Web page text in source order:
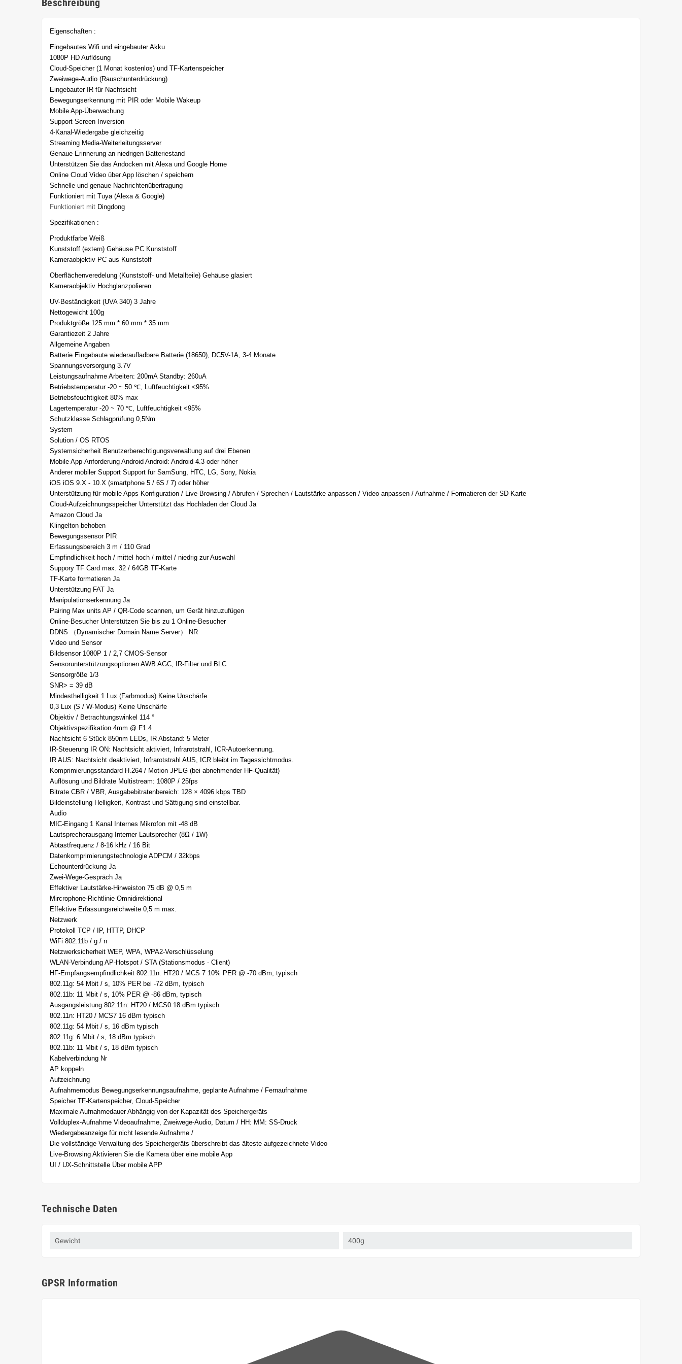
Eigenschaften :
Eingebautes Wifi und eingebauter Akku
1080P HD Auflösung
Cloud-Speicher (1 Monat kostenlos) und TF-Kartenspeicher
Zweiwege-Audio (Rauschunterdrückung)
Eingebauter IR für Nachtsicht
Bewegungserkennung mit PIR oder Mobile Wakeup
Mobile App-Überwachung
Support Screen Inversion
4-Kanal-Wiedergabe gleichzeitig
Streaming Media-Weiterleitungsserver
Genaue Erinnerung an niedrigen Batteriestand
Unterstützen Sie das Andocken mit Alexa und Google Home
Online Cloud Video über App löschen / speichern
Schnelle und genaue Nachrichtenübertragung
Funktioniert mit Tuya (Alexa & Google)
Funktioniert mit Dingdong
Spezifikationen :
Produktfarbe Weiß
Kunststoff (extern) Gehäuse PC Kunststoff
Kameraobjektiv PC aus Kunststoff
Oberflächenveredelung (Kunststoff- und Metallteile) Gehäuse glasiert
Kameraobjektiv Hochglanzpolieren
UV-Beständigkeit (UVA 340) 3 Jahre
Nettogewicht 100g
Produktgröße 125 mm * 60 mm * 35 mm
Garantiezeit 2 Jahre
Allgemeine Angaben
Batterie Eingebaute wiederaufladbare Batterie (18650), DC5V-1A, 3-4 Monate
Spannungsversorgung 3.7V
Leistungsaufnahme Arbeiten: 200mA Standby: 260uA
Betriebstemperatur -20 ~ 50 ℃, Luftfeuchtigkeit <95%
Betriebsfeuchtigkeit 80% max
Lagertemperatur -20 ~ 70 ℃, Luftfeuchtigkeit <95%
Schutzklasse Schlagprüfung 0,5Nm
System
Solution / OS RTOS
Systemsicherheit Benutzerberechtigungsverwaltung auf drei Ebenen
Mobile App-Anforderung Android Android: Android 4.3 oder höher
Anderer mobiler Support Support für SamSung, HTC, LG, Sony, Nokia
iOS iOS 9.X - 10.X (smartphone 5 / 6S / 7) oder höher
Unterstützung für mobile Apps Konfiguration / Live-Browsing / Abrufen / Sprechen / Lautstärke anpassen / Video anpassen / Aufnahme / Formatieren der SD-Karte
Cloud-Aufzeichnungsspeicher Unterstützt das Hochladen der Cloud Ja
Amazon Cloud Ja
Klingelton behoben
Bewegungssensor PIR
Erfassungsbereich 3 m / 110 Grad
Empfindlichkeit hoch / mittel hoch / mittel / niedrig zur Auswahl
Suppory TF Card max. 32 / 64GB TF-Karte
TF-Karte formatieren Ja
Unterstützung FAT Ja
Manipulationserkennung Ja
Pairing Max units AP / QR-Code scannen, um Gerät hinzuzufügen
Online-Besucher Unterstützen Sie bis zu 1 Online-Besucher
DDNS （Dynamischer Domain Name Server） NR
Video und Sensor
Bildsensor 1080P 1 / 2,7 CMOS-Sensor
Sensorunterstützungsoptionen AWB AGC, IR-Filter und BLC
Sensorgröße 1/3
SNR> = 39 dB
Mindesthelligkeit 1 Lux (Farbmodus) Keine Unschärfe
0,3 Lux (S / W-Modus) Keine Unschärfe
Objektiv / Betrachtungswinkel 114 °
Objektivspezifikation 4mm @ F1.4
Nachtsicht 6 Stück 850nm LEDs, IR Abstand: 5 Meter
IR-Steuerung IR ON: Nachtsicht aktiviert, Infrarotstrahl, ICR-Autoerkennung.
IR AUS: Nachtsicht deaktiviert, Infrarotstrahl AUS, ICR bleibt im Tagessichtmodus.
Komprimierungsstandard H.264 / Motion JPEG (bei abnehmender HF-Qualität)
Auflösung und Bildrate Multistream: 1080P / 25fps
Bitrate CBR / VBR, Ausgabebitratenbereich: 128 × 4096 kbps TBD
Bildeinstellung Helligkeit, Kontrast und Sättigung sind einstellbar.
Audio
MIC-Eingang 1 Kanal Internes Mikrofon mit -48 dB
Lautsprecherausgang Interner Lautsprecher (8Ω / 1W)
Abtastfrequenz / 8-16 kHz / 16 Bit
Datenkomprimierungstechnologie ADPCM / 32kbps
Echounterdrückung Ja
Zwei-Wege-Gespräch Ja
Effektiver Lautstärke-Hinweiston 75 dB @ 0,5 m
Mircrophone-Richtlinie Omnidirektional
Effektive Erfassungsreichweite 0,5 m max.
Netzwerk
Protokoll TCP / IP, HTTP, DHCP
WiFi 802.11b / g / n
Netzwerksicherheit WEP, WPA, WPA2-Verschlüsselung
WLAN-Verbindung AP-Hotspot / STA (Stationsmodus - Client)
HF-Empfangsempfindlichkeit 802.11n: HT20 / MCS 7 10% PER @ -70 dBm, typisch
802.11g: 54 Mbit / s, 10% PER bei -72 dBm, typisch
802.11b: 11 Mbit / s, 10% PER @ -86 dBm, typisch
Ausgangsleistung 802.11n: HT20 / MCS0 18 dBm typisch
802.11n: HT20 / MCS7 16 dBm typisch
802.11g: 54 Mbit / s, 16 dBm typisch
802.11g: 6 Mbit / s, 18 dBm typisch
802.11b: 11 Mbit / s, 18 dBm typisch
Kabelverbindung Nr
AP koppeln
Aufzeichnung
Aufnahmemodus Bewegungserkennungsaufnahme, geplante Aufnahme / Fernaufnahme
Speicher TF-Kartenspeicher, Cloud-Speicher
Maximale Aufnahmedauer Abhängig von der Kapazität des Speichergeräts
Vollduplex-Aufnahme Videoaufnahme, Zweiwege-Audio, Datum / HH: MM: SS-Druck
Wiedergabeanzeige für nicht lesende Aufnahme /
Die vollständige Verwaltung des Speichergeräts überschreibt das älteste aufgezeichnete Video
Live-Browsing Aktivieren Sie die Kamera über eine mobile App
UI / UX-Schnittstelle Über mobile APP
Technische Daten
Gewicht 400g
GPSR Information